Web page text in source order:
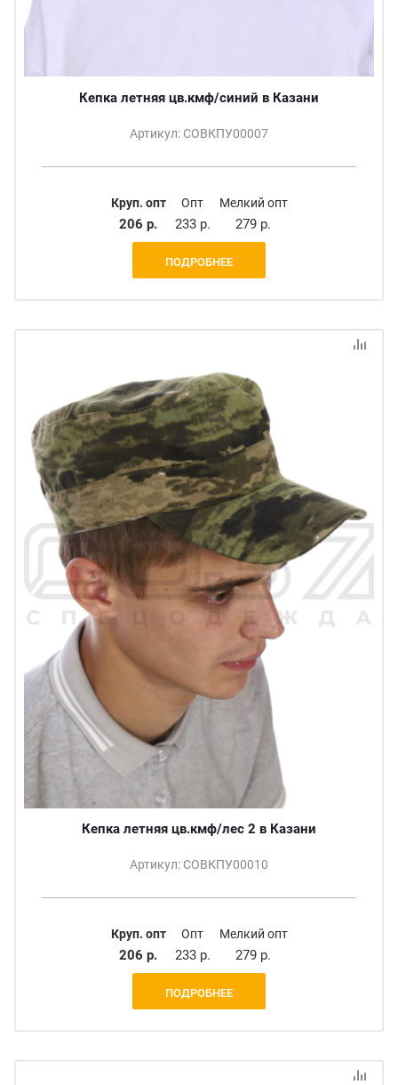
Кепка летняя цв.кмф/синий в Казани
Артикул: СОВКПУ00007
Круп. опт
206 р.
Опт
233 р.
Мелкий опт
279 р.
ПОДРОБНЕЕ
Кепка летняя цв.кмф/лес 2 в Казани
Артикул: СОВКПУ00010
Круп. опт
206 р.
Опт
233 р.
Мелкий опт
279 р.
ПОДРОБНЕЕ